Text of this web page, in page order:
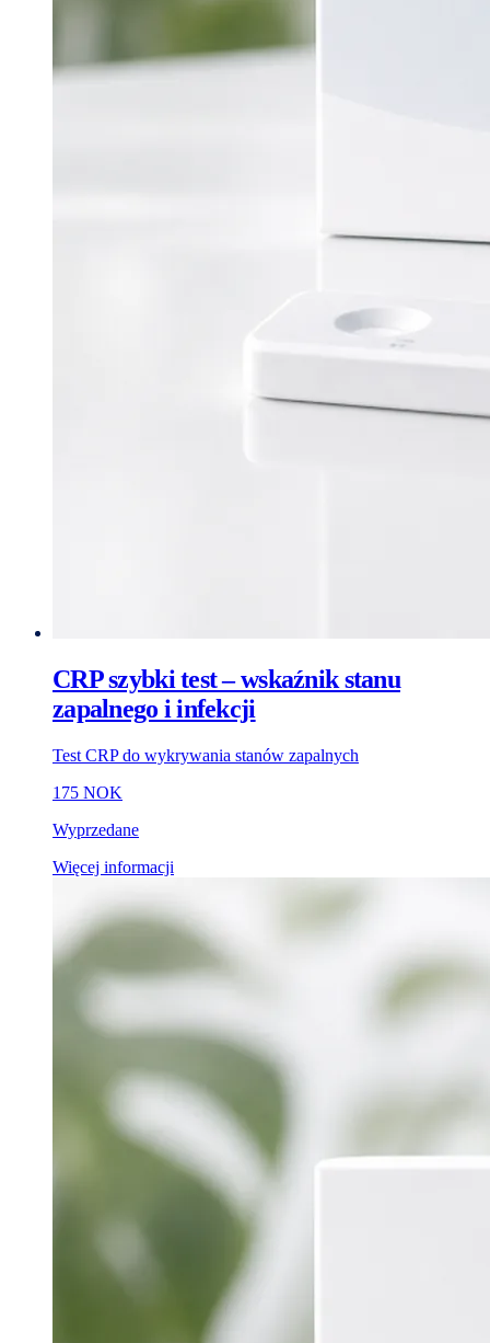
CRP szybki test – wskaźnik stanu
zapalnego i infekcji
Test CRP do wykrywania stanów zapalnych
175 NOK
Wyprzedane
Więcej informacji